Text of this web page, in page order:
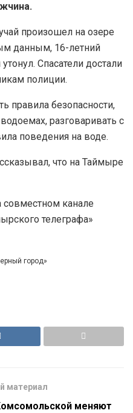
произошел на озере
данным, 16-летний
Спасатели достали
полиции.
правила безопасности,
разговаривать с
поведения на воде.
что на Таймыре
совместном канале
телеграфа»
город»
материал
меняют